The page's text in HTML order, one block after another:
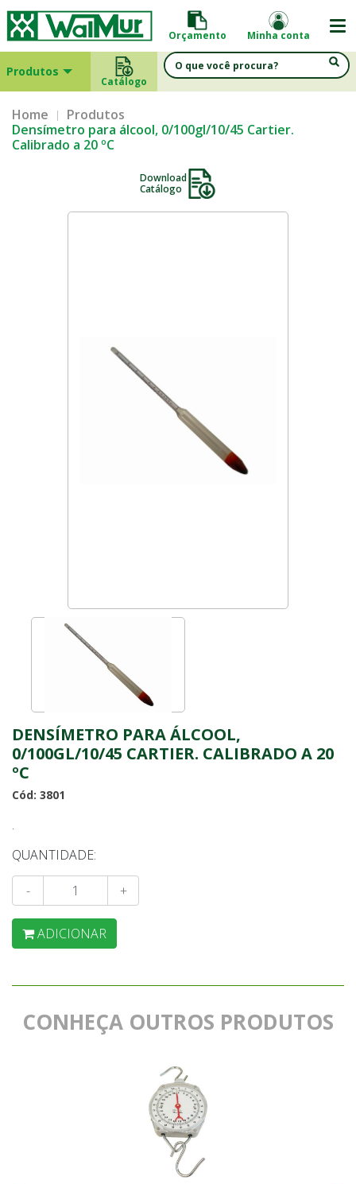
Orçamento Minha conta
Produtos
Catálogo
Home
Produtos
Densímetro para álcool, 0/100gl/10/45 Cartier.
Calibrado a 20 ºC
Download
Catálogo
DENSÍMETRO PARA ÁLCOOL,
0/100GL/10/45 CARTIER. CALIBRADO A 20
ºC
Cód: 3801
.
QUANTIDADE:
- +
ADICIONAR
CONHEÇA OUTROS PRODUTOS